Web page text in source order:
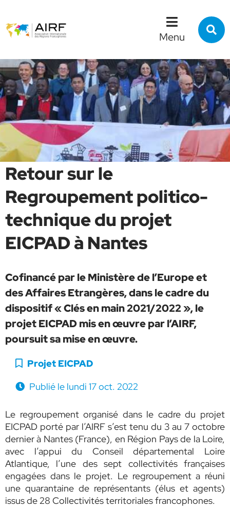
Menu
Retour sur le
Regroupement politico-
technique du projet
EICPAD à Nantes
Cofinancé par le Ministère de l’Europe et
des Affaires Etrangères, dans le cadre du
dispositif « Clés en main 2021/2022 », le
projet EICPAD mis en œuvre par l’AIRF,
poursuit sa mise en œuvre.
Catégorie :
Projet EICPAD
Publié le lundi 17 oct. 2022
Le regroupement organisé dans le cadre du projet
EICPAD porté par l’AIRF s’est tenu du 3 au 7 octobre
dernier à Nantes (France), en Région Pays de la Loire,
avec l’appui du Conseil départemental Loire
Atlantique, l’une des sept collectivités françaises
engagées dans le projet. Le regroupement a réuni
une quarantaine de représentants (élus et agents)
issus de 28 Collectivités territoriales francophones.